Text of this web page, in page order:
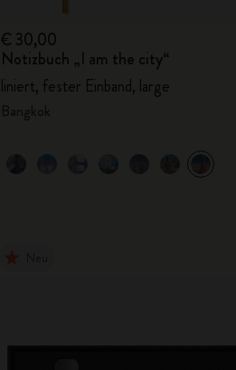
€ 30,00
Notizbuch „I am the city“
liniert, fester Einband, large